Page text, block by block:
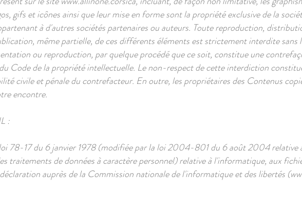
gifs et icônes ainsi que leur mise en forme sont la propriété exclusive de la
à d'autres sociétés partenaires ou auteurs. Toute reproduction,
même partielle, de ces différents éléments est strictement interdite sans
ou reproduction, par quelque procédé que ce soit, constitue une
Code de la propriété intellectuelle. Le non-respect de cette interdiction
civile et pénale du contrefacteur. En outre, les propriétaires des Contenus
encontre.
:
78-17 du 6 janvier 1978 (modifiée par la loi 2004-801 du 6 août 2004 relative
traitements de données à caractère personnel) relative à l'informatique, aux
auprès de la Commission nationale de l'informatique et des libertés (